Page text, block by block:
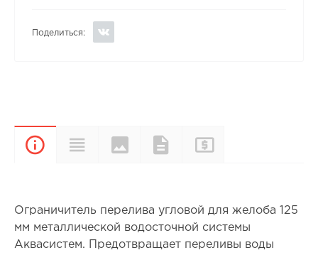
Поделиться:
ОписаниеХарактеристики
Цвета и
покрытия
Документы
Ограничитель перелива угловой для желоба 125
мм металлической водосточной системы
Аквасистем. Предотвращает переливы воды